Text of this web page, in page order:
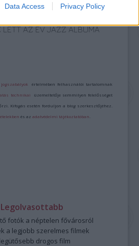
Data Access Privacy Policy
LETT AZ ÉV JAZZ ALBUMA
értelmében felhasználói tartalomnak
technikai üzemeltetője semmilyen felelősséget
Kifogás esetén forduljon a blog szerkesztőjéhez.
és azadatvédelmi tájékoztatóban
Legolvasottabb
fotók a néptelen fővárosról
a legjobb szerelmes filmek
drogos film